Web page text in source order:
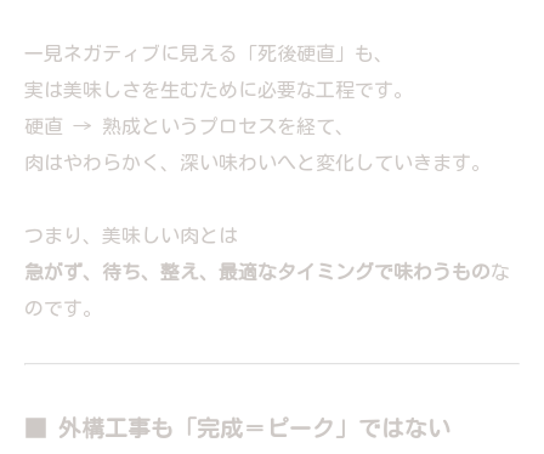
一見ネガティブに見える「死後硬直」も、
実は美味しさを生むために必要な工程です。
硬直 → 熟成というプロセスを経て、
肉はやわらかく、深い味わいへと変化していきます。
つまり、美味しい肉とは
急がず、待ち、整え、最適なタイミングで味わうものな
のです。
■ 外構工事も「完成＝ピーク」ではない